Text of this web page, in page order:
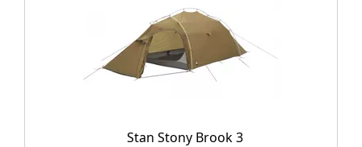
Stan Stony Brook 3